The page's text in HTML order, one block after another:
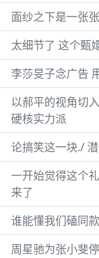
面纱之下是一张
太细节了 这个甄
李莎旻子念广告
以郝平的视角切
硬核实力派
论搞笑这一块./
一开始觉得这个
来了
谁能懂我们磕同
周星驰为张小斐